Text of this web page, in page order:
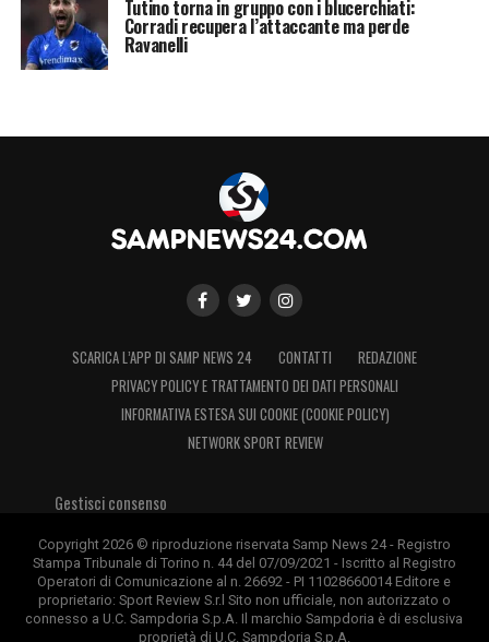
Tutino torna in gruppo con i blucerchiati:
Corradi recupera l’attaccante ma perde
Ravanelli
SCARICA L’APP DI SAMP NEWS 24 CONTATTI
REDAZIONE
PRIVACY POLICY E TRATTAMENTO DEI DATI PERSONALI
INFORMATIVA ESTESA SUI COOKIE (COOKIE POLICY)
NETWORK SPORT REVIEW
Gestisci consenso
Copyright 2026 © riproduzione riservata Samp News 24 - Registro
Stampa Tribunale di Torino n. 44 del 07/09/2021 - Iscritto al Registro
Operatori di Comunicazione al n. 26692 - PI 11028660014 Editore e
proprietario: Sport Review S.r.l Sito non ufficiale, non autorizzato o
connesso a U.C. Sampdoria S.p.A. Il marchio Sampdoria è di esclusiva
proprietà di U.C. Sampdoria S.p.A.